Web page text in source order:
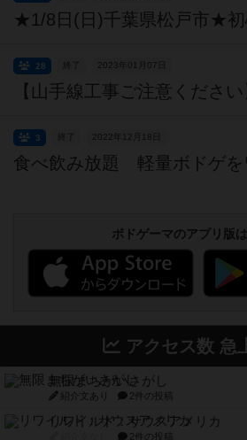
終了 2023年01月07日
28
終了 2022年12月18日
3
ボドゲーマのアプリ版
アクセス数 急
無限まちがいさがし
紹介文あり 2件の投稿
リワイルド：サウスアメリカ
2件の投稿